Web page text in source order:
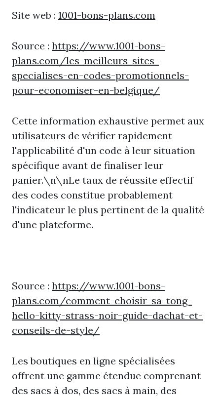
Site web : 1001-bons-plans.com
Source : https://www.1001-bons-
plans.com/les-meilleurs-sites-
specialises-en-codes-promotionnels-
pour-economiser-en-belgique/
Cette information exhaustive permet aux
utilisateurs de vérifier rapidement
l'applicabilité d'un code à leur situation
spécifique avant de finaliser leur
panier.\n\nLe taux de réussite effectif
des codes constitue probablement
l'indicateur le plus pertinent de la qualité
d'une plateforme.
Source : https://www.1001-bons-
plans.com/comment-choisir-sa-tong-
hello-kitty-strass-noir-guide-dachat-et-
conseils-de-style/
Les boutiques en ligne spécialisées
offrent une gamme étendue comprenant
des sacs à dos, des sacs à main, des